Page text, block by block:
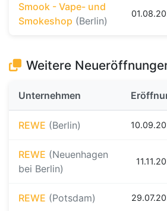
Smook - Vape- und
Smokeshop (Berlin)
Weitere
Unternehmen
REWE (Berlin)
REWE (Neuenhagen
bei Berlin)
REWE (Potsdam)